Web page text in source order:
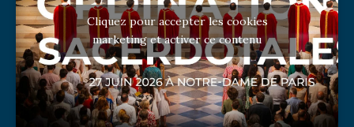
Cliquez pour accepter les cookies
marketing et activer ce contenu